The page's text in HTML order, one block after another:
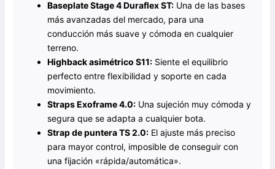
Baseplate Stage 4 Duraflex ST: Una de las bases
más avanzadas del mercado, para una
conducción más suave y cómoda en cualquier
terreno.
Highback asimétrico S11: Siente el equilibrio
perfecto entre flexibilidad y soporte en cada
movimiento.
Straps Exoframe 4.0: Una sujeción muy cómoda y
segura que se adapta a cualquier bota.
Strap de puntera TS 2.0: El ajuste más preciso
para mayor control, imposible de conseguir con
una fijación «rápida/automática».